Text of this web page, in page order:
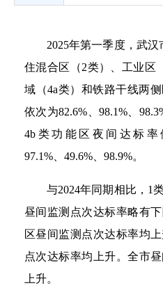
2025年第一季度，武
住混合区（2类）、工业区
域（4a类）和铁路干线两
依次为82.6%、98.1%、
4b类功能区夜间达标率
97.1%、49.6%、98.9%。
与2024年同期相比，1
昼间监测点次达标率略有
区昼间监测点次达标率均
点次达标率均上升。全市
上升。